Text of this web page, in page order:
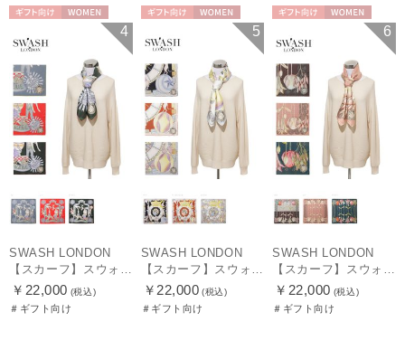
WOMEN 4
SWASH LONDON
【スカーフ】スウォッシュロンドン (SWASH LONDON) Travelling Troupe 88×88 シルク 日本製
￥22,000 (税込)
＃ギフト向け
WOMEN 5
SWASH LONDON
【スカーフ】スウォッシュロンドン (SWASH LONDON) Showtime 88×88 シルク 日本製
￥22,000 (税込)
＃ギフト向け
WOMEN 6
SWASH LONDON
【スカーフ】スウォッシュロンドン (SWASH LONDON) Garden Act 88×88 シルク 日本製
￥22,000 (税込)
＃ギフト向け